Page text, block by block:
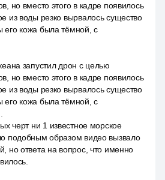
но вместо этого в кадре появилось
из воды резко вырвалось существо
кожа была тёмной, с
запустил дрон с целью
но вместо этого в кадре появилось
из воды резко вырвалось существо
кожа была тёмной, с
черт ни 1 известное морское
подобным образом видео вызвало
но ответа на вопрос, что именно